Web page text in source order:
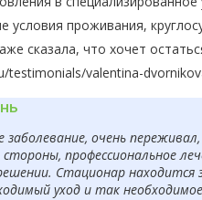
условия проживания,
сказала, что хочет
testimonials/valentina-
очень
профессиональное
Стационар
уход и так